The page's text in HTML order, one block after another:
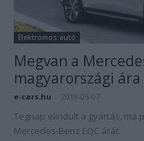
Elektromos autó
Megvan a
magyarországi ára
e-cars.hu 2019-05-07
Tegnap elindult a gyártás, ma
Mercedes-Benz EQC árát.